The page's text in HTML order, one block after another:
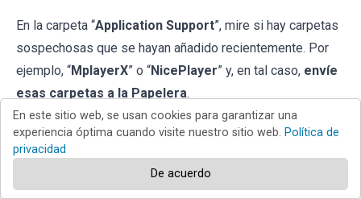
En la carpeta “Application Support”, mire si hay carpetas
sospechosas que se hayan añadido recientemente. Por
ejemplo, “MplayerX” o “NicePlayer” y, en tal caso, envíe
esas carpetas a la Papelera.
software publicitario en la carpeta
En este sitio web, se usan cookies para garantizar una
experiencia óptima cuando visite nuestro sitio web. Política de
privacidad
De acuerdo